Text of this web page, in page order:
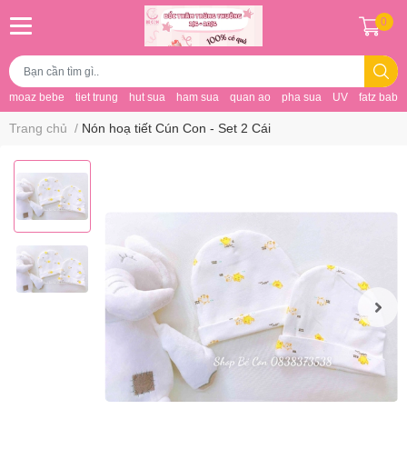
moaz bebe tiet trung hut sua ham sua quan ao pha sua UV fatz baby
0
Trang chủ / Nón hoạ tiết Cún Con - Set 2 Cái